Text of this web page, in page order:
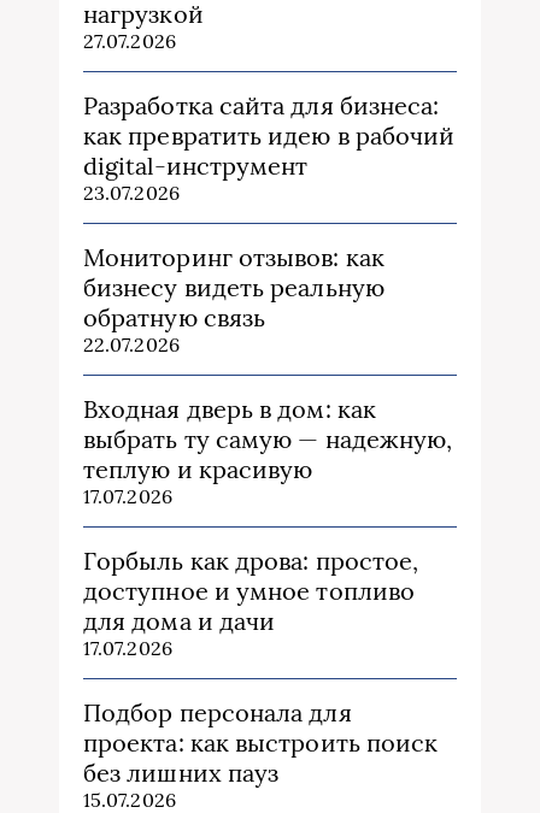
нагрузкой
27.07.2026
Разработка сайта для бизнеса:
как превратить идею в рабочий
digital-инструмент
23.07.2026
Мониторинг отзывов: как
бизнесу видеть реальную
обратную связь
22.07.2026
Входная дверь в дом: как
выбрать ту самую — надежную,
теплую и красивую
17.07.2026
Горбыль как дрова: простое,
доступное и умное топливо
для дома и дачи
17.07.2026
Подбор персонала для
проекта: как выстроить поиск
без лишних пауз
15.07.2026